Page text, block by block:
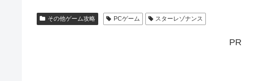
その他ゲーム攻略 PCゲーム スターレゾナンス
PR